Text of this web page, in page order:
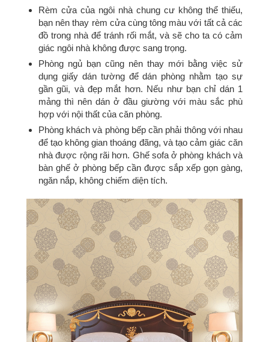
Rèm cửa của ngôi nhà chung cư không thể thiếu,
bạn nên thay rèm cửa cùng tông màu với tất cả các
đồ trong nhà để tránh rối mắt, và sẽ cho ta có cảm
giác ngôi nhà không được sang trọng.
Phòng ngủ bạn cũng nên thay mới bằng việc sử
dụng giấy dán tường để dán phòng nhằm tạo sự
gần gũi, và đẹp mắt hơn. Nếu như bạn chỉ dán 1
mảng thì nên dán ở đầu giường với màu sắc phù
hợp với nội thất của căn phòng.
Phòng khách và phòng bếp cần phải thông với nhau
để tạo không gian thoáng đãng, và tạo cảm giác căn
nhà được rộng rãi hơn. Ghế sofa ở phòng khách và
bàn ghế ở phòng bếp cần được sắp xếp gọn gàng,
ngăn nắp, không chiếm diện tích.